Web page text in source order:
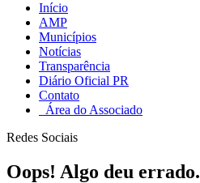
Início
AMP
Municípios
Notícias
Transparência
Diário Oficial PR
Contato
Área do Associado
Redes Sociais
Oops! Algo deu errado.